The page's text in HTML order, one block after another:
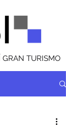
TURISMO